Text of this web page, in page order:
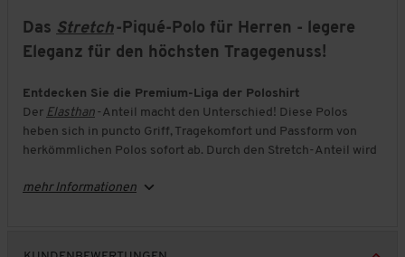
Das Stretch-Piqué-Polo für Herren - legere
Eleganz für den höchsten Tragegenuss!
Entdecken Sie die Premium-Liga der Poloshirt
Der Elasthan -Anteil macht den Unterschied! Diese Polos
heben sich in puncto Griff, Tragekomfort und Passform von
herkömmlichen Polos sofort ab. Durch den Stretch-Anteil wird
bilden. Außerdem legt sich das Polo passgenau und doch
mehr Informationen